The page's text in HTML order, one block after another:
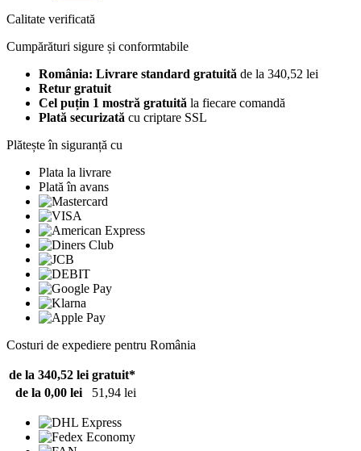
Calitate verificată
Cumpărături sigure și conformtabile
România: Livrare standard gratuită de la 340,52 lei
Retur gratuit
Cel puțin 1 mostră gratuită la fiecare comandă
Plată securizată cu criptare SSL
Plătește în siguranță cu
Plata la livrare
Plată în avans
Costuri de expediere pentru România
de la 340,52 lei gratuit*
de la 0,00 lei
51,94 lei